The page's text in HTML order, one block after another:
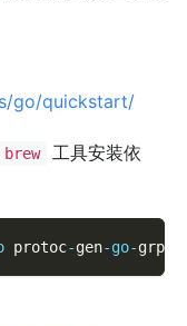
go/quickstart/
brew
工具安装依
protoc-gen-go-grpc